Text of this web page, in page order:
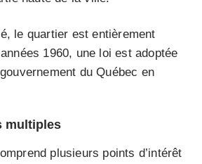
le quartier est entièrement
1960, une loi est adoptée
du Québec en
multiples
plusieurs points d’intérêt